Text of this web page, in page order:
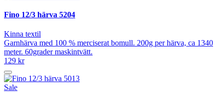
Fino 12/3 härva 5204
Kinna textil
Garnhärva med 100 % merciserat bomull. 200g per härva, ca 1340
meter. 60grader maskintvätt.
129 kr
Sale